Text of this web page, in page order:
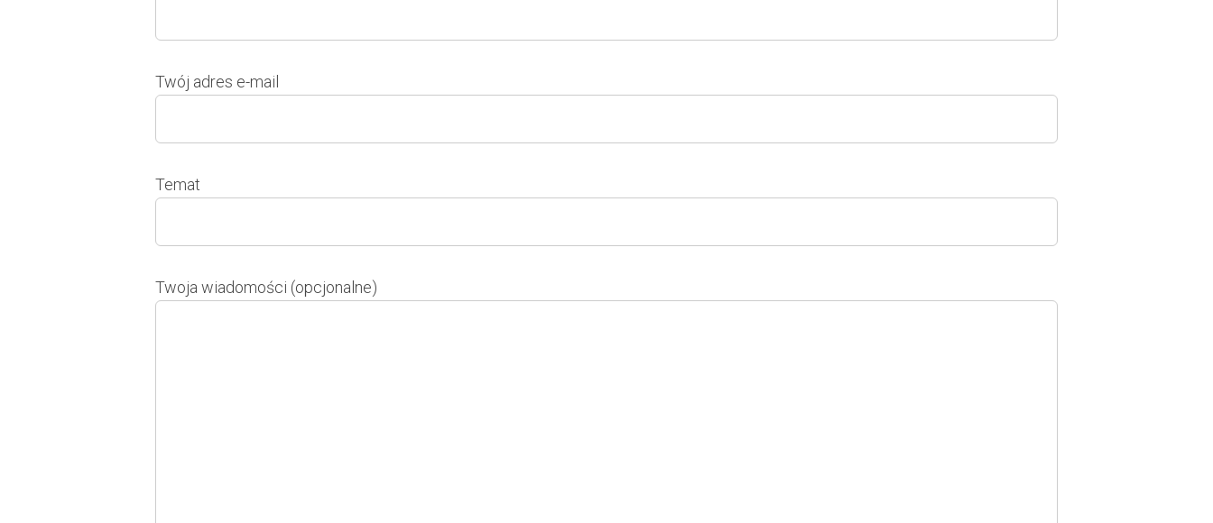
Twój adres e-mail
Temat
Twoja wiadomości (opcjonalne)